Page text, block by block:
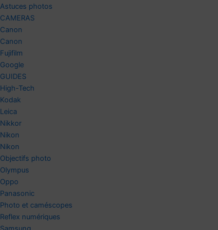
Astuces photos
CAMERAS
Canon
Canon
Fujifilm
Google
GUIDES
High-Tech
Kodak
Leica
Nikkor
Nikon
Nikon
Objectifs photo
Olympus
Oppo
Panasonic
Photo et caméscopes
Reflex numériques